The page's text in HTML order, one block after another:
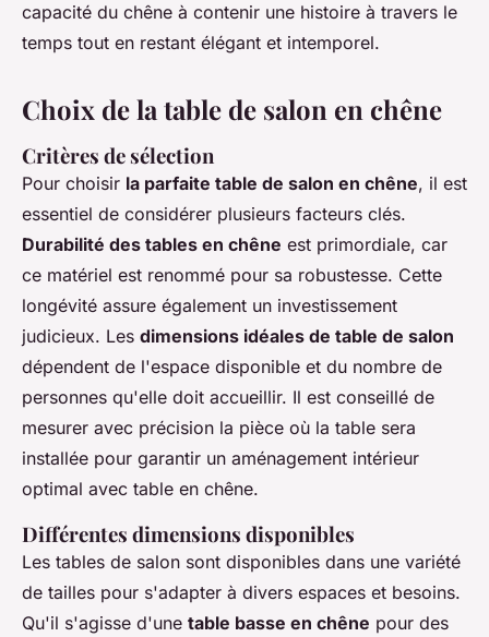
capacité du chêne à contenir une histoire à travers le
temps tout en restant élégant et intemporel.
Choix de la table de salon en chêne
Critères de sélection
Pour choisir la parfaite table de salon en chêne, il est
essentiel de considérer plusieurs facteurs clés.
Durabilité des tables en chêne est primordiale, car
ce matériel est renommé pour sa robustesse. Cette
longévité assure également un investissement
judicieux. Les dimensions idéales de table de salon
dépendent de l'espace disponible et du nombre de
personnes qu'elle doit accueillir. Il est conseillé de
mesurer avec précision la pièce où la table sera
installée pour garantir un aménagement intérieur
optimal avec table en chêne.
Différentes dimensions disponibles
Les tables de salon sont disponibles dans une variété
de tailles pour s'adapter à divers espaces et besoins.
Qu'il s'agisse d'une table basse en chêne pour des